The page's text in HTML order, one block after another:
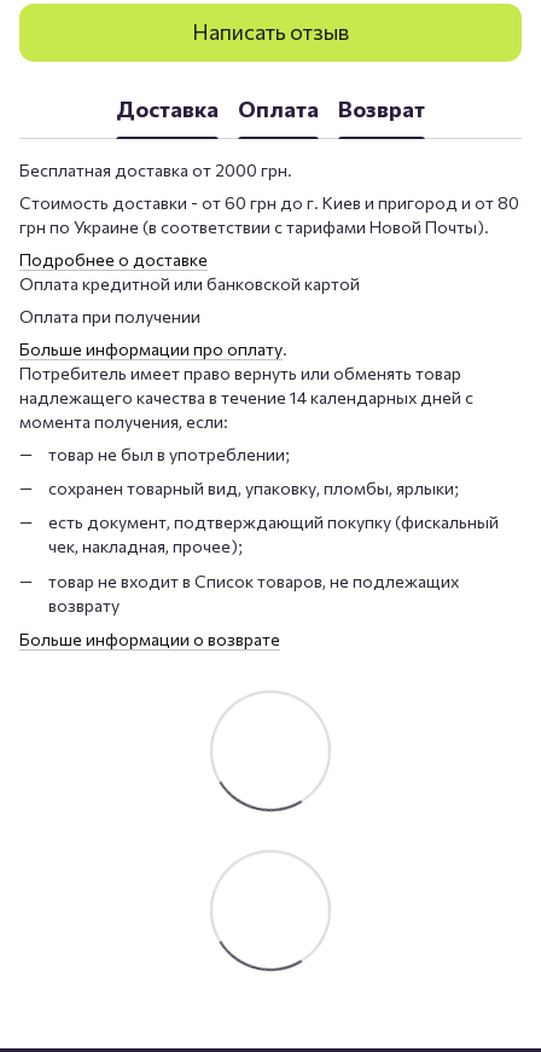
Написать отзыв
Доставка Оплата Возврат
Бесплатная доставка от 2000 грн.
Стоимость доставки - от 60 грн до г. Киев и пригород и от 80
грн по Украине (в соответствии с тарифами Новой Почты).
Подробнее о доставке
Оплата кредитной или банковской картой
Оплата при получении
Больше информации про оплату.
Потребитель имеет право вернуть или обменять товар
надлежащего качества в течение 14 календарных дней с
момента получения, если:
товар не был в употреблении;
сохранен товарный вид, упаковку, пломбы, ярлыки;
есть документ, подтверждающий покупку (фискальный
чек, накладная, прочее);
товар не входит в Список товаров, не подлежащих
возврату
Больше информации о возврате